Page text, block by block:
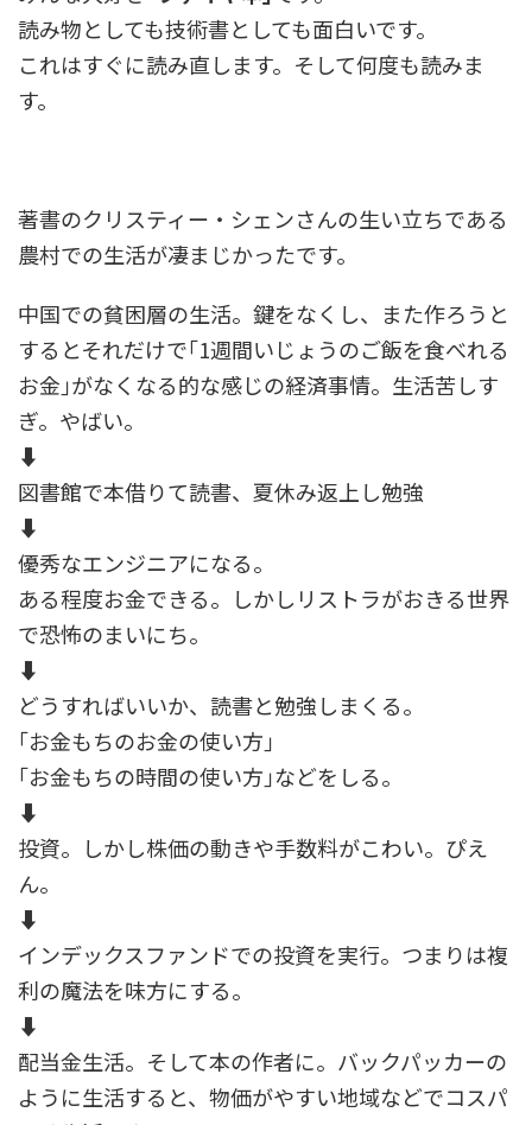
読み物としても技術書としても面白いです。
これはすぐに読み直します。そして何度も読みま
す。
著書のクリスティー・シェンさんの生い立ちである
農村での生活が凄まじかったです。
中国での貧困層の生活。鍵をなくし、また作ろうと
するとそれだけで｢1週間いじょうのご飯を食べれる
お金｣がなくなる的な感じの経済事情。生活苦しす
ぎ。やばい。
⬇
図書館で本借りて読書、夏休み返上し勉強
⬇
優秀なエンジニアになる。
ある程度お金できる。しかしリストラがおきる世界
で恐怖のまいにち。
⬇
どうすればいいか、読書と勉強しまくる。
｢お金もちのお金の使い方｣
｢お金もちの時間の使い方｣などをしる。
⬇
投資。しかし株価の動きや手数料がこわい。ぴえ
ん。
⬇
インデックスファンドでの投資を実行。つまりは複
利の魔法を味方にする。
⬇
配当金生活。そして本の作者に。バックパッカーの
ように生活すると、物価がやすい地域などでコスパ